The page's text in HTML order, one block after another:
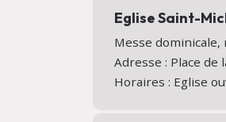
Eglise Saint-
Messe
Adresse : Place
Horaires : Eglise